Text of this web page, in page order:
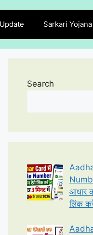
Sarkari Yojana
Search
आधार
लिंक